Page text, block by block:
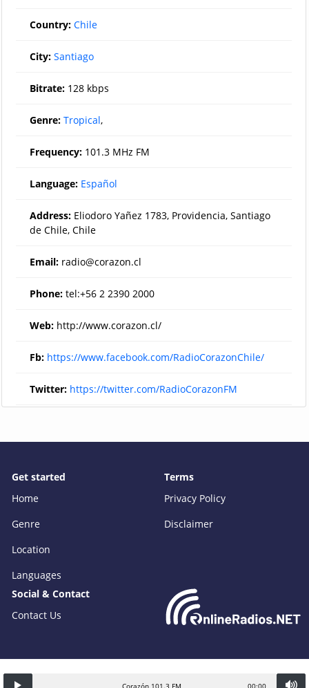
Country: Chile
City: Santiago
Bitrate: 128 kbps
Genre: Tropical,
Frequency: 101.3 MHz FM
Language: Español
Address: Eliodoro Yañez 1783, Providencia, Santiago
de Chile, Chile
Email: radio@corazon.cl
Phone: tel:+56 2 2390 2000
Web: http://www.corazon.cl/
Fb: https://www.facebook.com/RadioCorazonChile/
Twitter: https://twitter.com/RadioCorazonFM
Corazón 101.3 FM 00:00
Get started
Home
Genre
Location
Languages
Terms
Privacy Policy
Disclaimer
Social & Contact
Contact Us